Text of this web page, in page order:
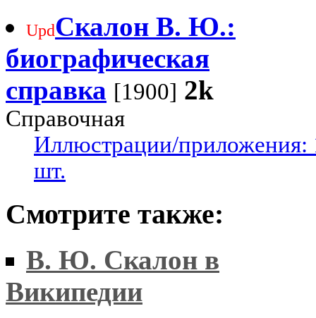
UpdСкалон В. Ю.:
биографическая
справка [1900] 2k
Справочная
Иллюстрации/приложения:
шт.
Смотрите также:
В. Ю. Скалон в
Википедии